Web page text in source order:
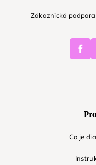
Zákaznická podpora
Co je